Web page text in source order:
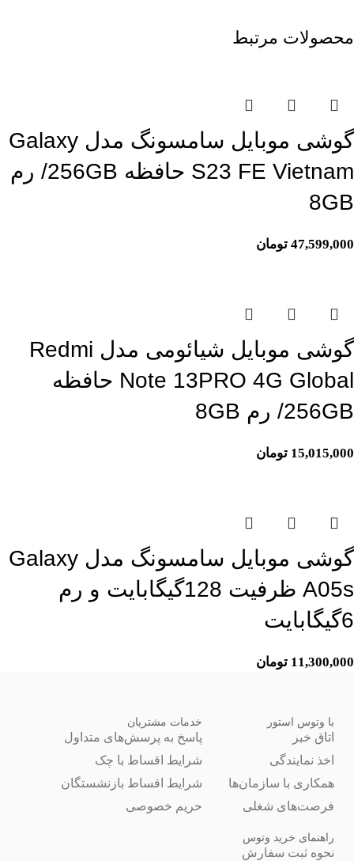
محصولات مرتبط
گوشی موبایل سامسونگ مدل Galaxy
S23 FE Vietnam حافظه 256GB/ رم
8GB
47,599,000 تومان
گوشی موبایل شیائومی مدل Redmi
Note 13PRO 4G Global حافظه
256GB/ رم 8GB
15,015,000 تومان
گوشی موبایل سامسونگ مدل Galaxy
A05s ظرفیت 128گیگابایت و رم
6گیگابایت
11,300,000 تومان
با وتوس استور
اتاق خبر
اخذ نمایندگی
همکاری با سازمان‌ها
فرصت‌های شغلی
خدمات مشتریان
پاسخ به پرسش‌های متداول
شرایط اقساط با چک
شرایط اقساط بازنشستگان
حریم خصوصی
راهنمای خرید وتوس
نحوه ثبت سفارش